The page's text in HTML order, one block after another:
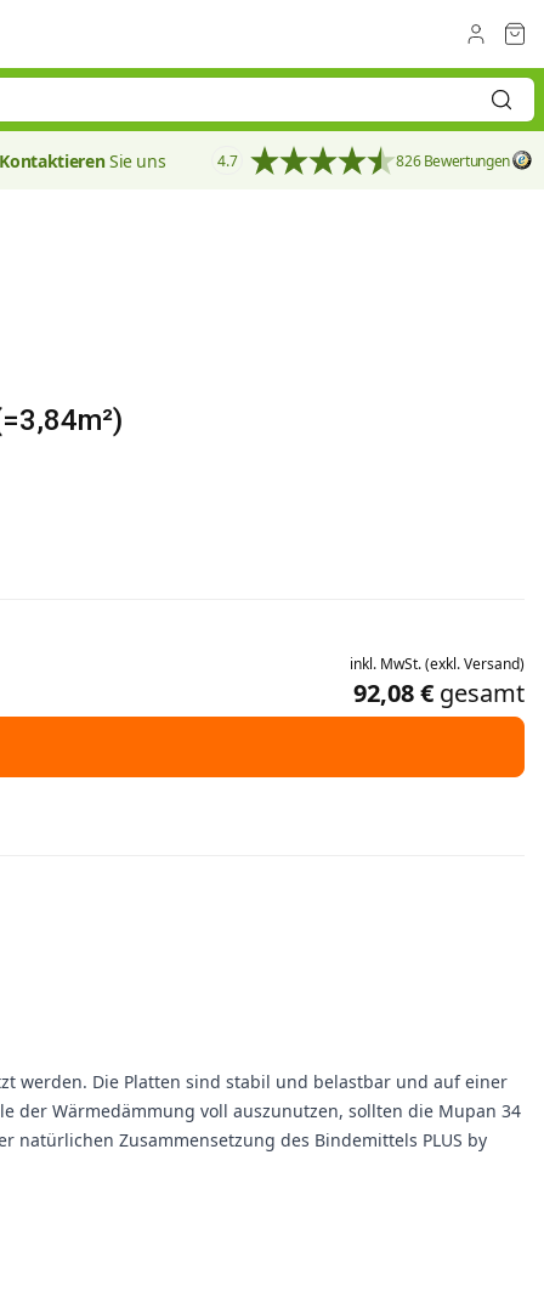
KontaktierenSie uns 4.7 826 Bewertungen
inkl. MwSt.(exkl.Versand)
92,08 € gesamt
werden. Die Platten sind stabil und belastbar und auf einer
der Wärmedämmung voll auszunutzen, sollten die Mupan 34
Zusammensetzung des Bindemittels PLUS by